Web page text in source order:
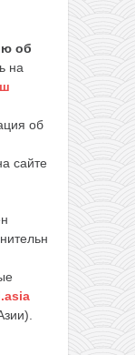
об
на
об
сайте